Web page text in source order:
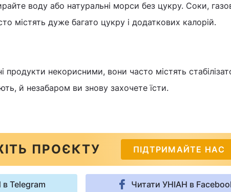
воду або натуральні морси без цукру. Соки,
містять дуже багато цукру і додаткових калорій.
продукти некорисними, вони часто містять
й незабаром ви знову захочете їсти.
ПРОЄКТУ ПІДТРИМАЙТЕ НАС
Telegram Читати УНІАН в